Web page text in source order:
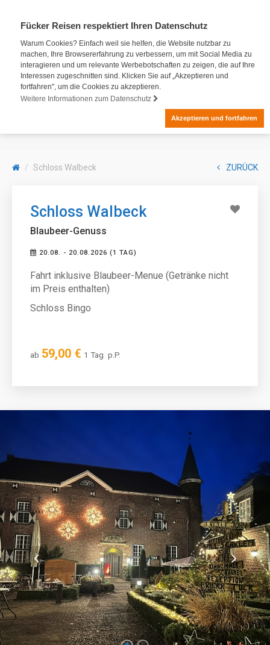
Fücker Reisen respektiert Ihren Datenschutz
Warum Cookies? Einfach weil sie helfen, die Website nutzbar zu
machen, Ihre Browsererfahrung zu verbessern, um mit Social Media zu
interagieren und um relevante Werbebotschaften zu zeigen, die auf Ihre
Interessen zugeschnitten sind. Klicken Sie auf „Akzeptieren und
fortfahren", um die Cookies zu akzeptieren.
Weitere Informationen zum Datenschutz
Akzeptieren und fortfahren
Schloss Walbeck ZURÜCK
Schloss Walbeck
Blaubeer-Genuss
20.08. - 20.08.2026 (1 TAG)
Fahrt inklusive Blaubeer-Menue (Getränke nicht
im Preis enthalten)
Schloss Bingo
ab 59,00 € 1 Tag p.P.